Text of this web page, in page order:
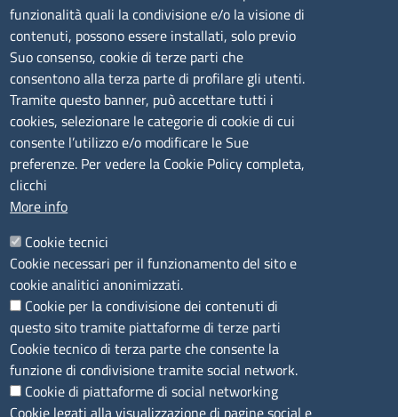
lunedì al venerdì: 9,00 - 12,00; lunedì pomeriggio: 16,00
- 17,00
CONTATTI
Camera di Commercio, Industria, Artigianato e
Agricoltura di Sassari
PEC
P.IVA01047570906
Codice Fiscale
Codice Univoco per le fatture elettroniche: UFPXFS
LINK UTILI
Segnalazione di illecito
Amministrazione Trasparente
funzionalità quali la condivisione e/o la visione di
contenuti, possono essere installati, solo previo
Suo consenso, cookie di terze parti che
consentono alla terza parte di profilare gli utenti.
Tramite questo banner, può accettare tutti i
cookies, selezionare le categorie di cookie di cui
consente l’utilizzo e/o modificare le Sue
preferenze. Per vedere la Cookie Policy completa,
clicchi
More info
Cookie tecnici
Cookie necessari per il funzionamento del sito e
cookie analitici anonimizzati.
Cookie per la condivisione dei contenuti di
questo sito tramite piattaforme di terze parti
Cookie tecnico di terza parte che consente la
funzione di condivisione tramite social network.
Cookie di piattaforme di social networking
Cookie legati alla visualizzazione di pagine social e